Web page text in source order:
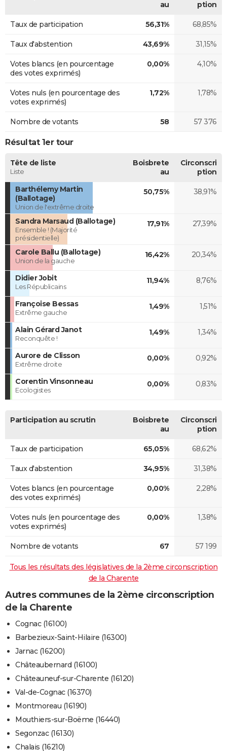
au
ption
Taux de participation 56,31% 68,85%
Taux d'abstention 43,69% 31,15%
Votes blancs (en pourcentage
des votes exprimés)
0,00% 4,10%
Votes nuls (en pourcentage des
votes exprimés)
1,72% 1,78%
Nombre de votants 58 57 376
Résultat 1er tour
Tête de liste
Liste
Boisbrete
au
Circonscri
ption
Barthélemy Martin
(Ballotage)
Union de l'extrême droite
50,75% 38,91%
Sandra Marsaud (Ballotage)
Ensemble ! (Majorité
présidentielle)
17,91% 27,39%
Carole Ballu (Ballotage)
Union de la gauche
16,42% 20,34%
Didier Jobit
Les Républicains
11,94% 8,76%
Françoise Bessas
Extrême gauche
1,49% 1,51%
Alain Gérard Janot
Reconquête !
1,49% 1,34%
Aurore de Clisson
Extrême droite
0,00% 0,92%
Corentin Vinsonneau
Ecologistes
0,00% 0,83%
Participation au scrutin
Boisbrete
au
Circonscri
ption
Taux de participation 65,05% 68,62%
Taux d'abstention 34,95% 31,38%
Votes blancs (en pourcentage
des votes exprimés)
0,00% 2,28%
Votes nuls (en pourcentage des
votes exprimés)
0,00% 1,38%
Nombre de votants 67 57 199
Tous les résultats des législatives de la 2ème circonscription
de la Charente
Autres communes de la 2ème circonscription
de la Charente
Cognac (16100)
Barbezieux-Saint-Hilaire (16300)
Jarnac (16200)
Châteaubernard (16100)
Châteauneuf-sur-Charente (16120)
Val-de-Cognac (16370)
Montmoreau (16190)
Mouthiers-sur-Boëme (16440)
Segonzac (16130)
Chalais (16210)